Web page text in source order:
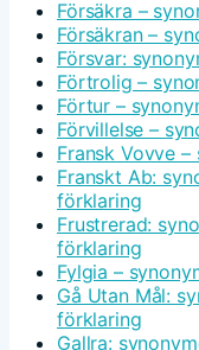
Försäkra –
Försäkran –
Försvar:
Förtrolig –
Förtur –
Förvillelse –
Fransk Vovve
Franskt Ab:
förklaring
Frustrerad:
förklaring
Fylgia –
Gå Utan Mål:
förklaring
Gallra: